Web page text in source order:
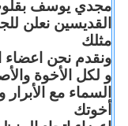
مجدي يوسف بقلوب
القديسين نعلن
مثلك
ونقدم نحن اعضاء
و لكل الأخوة
السماء مع
أخوتك